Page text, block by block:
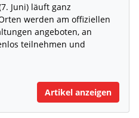
Juni) läuft ganz
werden am offiziellen
angeboten, an
teilnehmen und
Artikel anzeigen